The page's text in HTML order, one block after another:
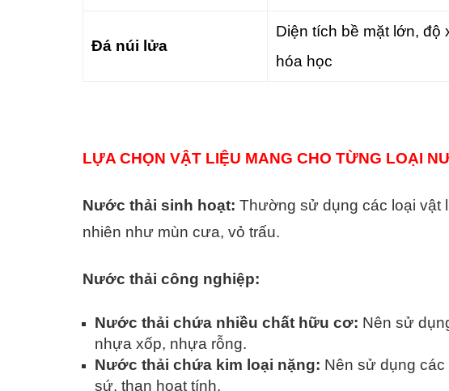
Đá núi lửa
Diện tích bề mặt lớn, độ
hóa học
LỰA CHỌN VẬT LIỆU MANG CHO TỪNG LOẠI
Nước thải sinh hoạt: Thường sử dụng các loại vật
nhiên như mùn cưa, vỏ trấu.
Nước thải công nghiệp:
Nước thải chứa nhiều chất hữu cơ: Nên sử
nhựa xốp, nhựa rỗng.
Nước thải chứa kim loại nặng: Nên sử dụng
sứ, than hoạt tính.